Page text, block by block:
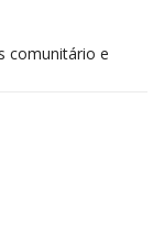
comunitário e